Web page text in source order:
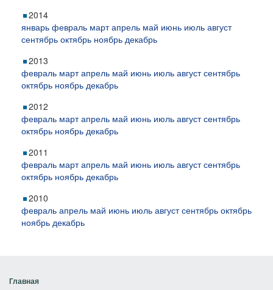
2014
январь февраль март апрель май июнь июль август
сентябрь октябрь ноябрь декабрь
2013
февраль март апрель май июнь июль август сентябрь
октябрь ноябрь декабрь
2012
февраль март апрель май июнь июль август сентябрь
октябрь ноябрь декабрь
2011
февраль март апрель май июнь июль август сентябрь
октябрь ноябрь декабрь
2010
февраль апрель май июнь июль август сентябрь октябрь
ноябрь декабрь
Главная